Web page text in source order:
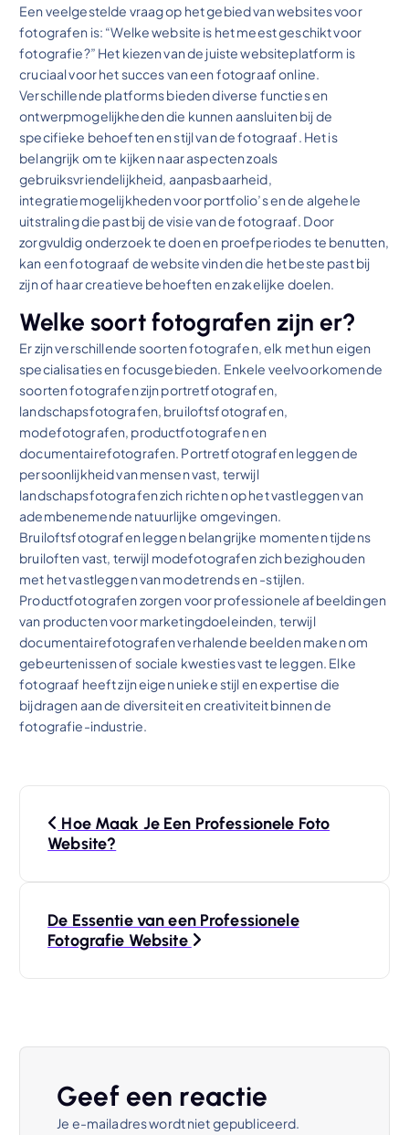
Een veelgestelde vraag op het gebied van websites voor
fotografen is: “Welke website is het meest geschikt voor
fotografie?” Het kiezen van de juiste websiteplatform is
cruciaal voor het succes van een fotograaf online.
Verschillende platforms bieden diverse functies en
ontwerpmogelijkheden die kunnen aansluiten bij de
specifieke behoeften en stijl van de fotograaf. Het is
belangrijk om te kijken naar aspecten zoals
gebruiksvriendelijkheid, aanpasbaarheid,
integratiemogelijkheden voor portfolio’s en de algehele
uitstraling die past bij de visie van de fotograaf. Door
zorgvuldig onderzoek te doen en proefperiodes te benutten,
kan een fotograaf de website vinden die het beste past bij
zijn of haar creatieve behoeften en zakelijke doelen.
Welke soort fotografen zijn er?
Er zijn verschillende soorten fotografen, elk met hun eigen
specialisaties en focusgebieden. Enkele veelvoorkomende
soorten fotografen zijn portretfotografen,
landschapsfotografen, bruiloftsfotografen,
modefotografen, productfotografen en
documentairefotografen. Portretfotografen leggen de
persoonlijkheid van mensen vast, terwijl
landschapsfotografen zich richten op het vastleggen van
adembenemende natuurlijke omgevingen.
Bruiloftsfotografen leggen belangrijke momenten tijdens
bruiloften vast, terwijl modefotografen zich bezighouden
met het vastleggen van modetrends en -stijlen.
Productfotografen zorgen voor professionele afbeeldingen
van producten voor marketingdoeleinden, terwijl
documentairefotografen verhalende beelden maken om
gebeurtenissen of sociale kwesties vast te leggen. Elke
fotograaf heeft zijn eigen unieke stijl en expertise die
bijdragen aan de diversiteit en creativiteit binnen de
fotografie-industrie.
Hoe Maak Je Een Professionele Foto
Website?
De Essentie van een Professionele
Fotografie Website
Geef een reactie
Je e-mailadres wordt niet gepubliceerd.